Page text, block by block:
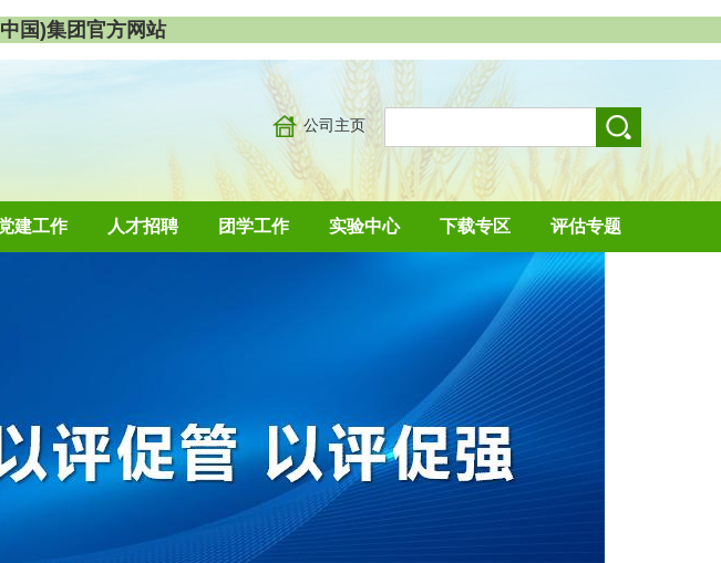
国)集团官方网站
公司主页
建工作 人才招聘 团学工作 实验中心 下载专区 评估专题